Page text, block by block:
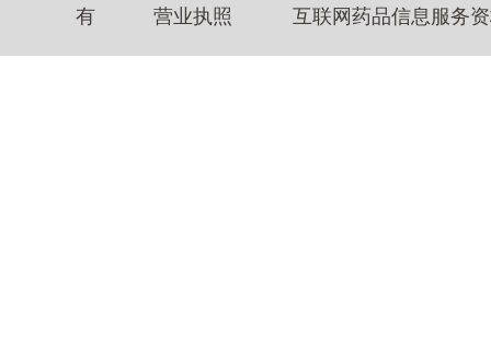
有
营业执照 互联网药品信息服务